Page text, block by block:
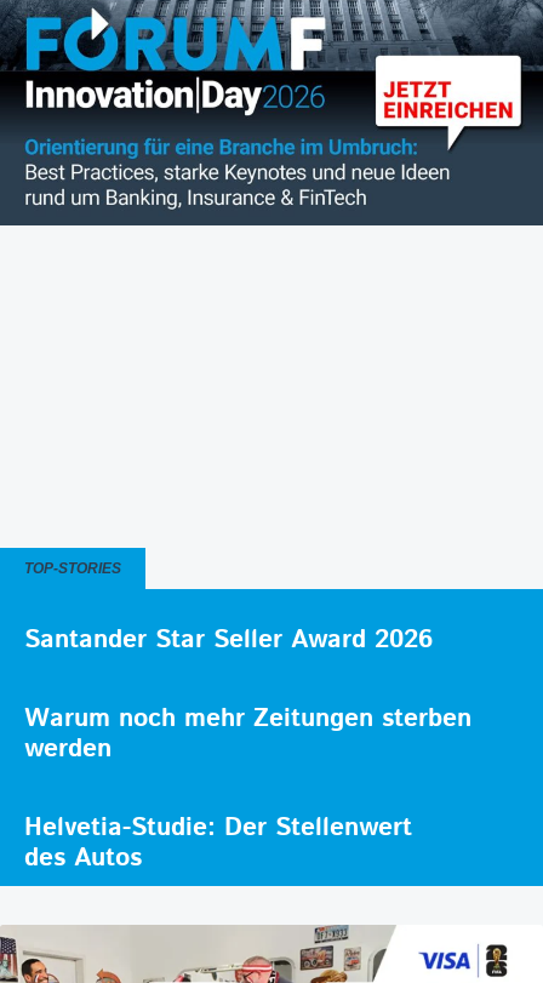
TOP-STORIES
Santander Star Seller Award 2026
Warum noch mehr Zeitungen sterben
werden
Helvetia-Studie: Der Stellenwert
des Autos